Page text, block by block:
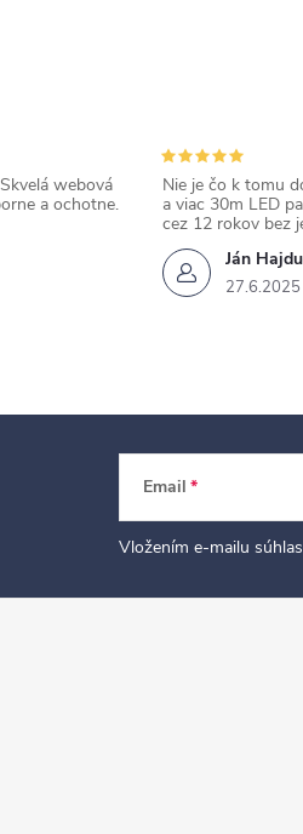
webová
a ochotne.
Ján
27.6.2025
Nie je čo k tomu
a viac 30m LED
cez 12 rokov bez
Email
Vložením e-mailu